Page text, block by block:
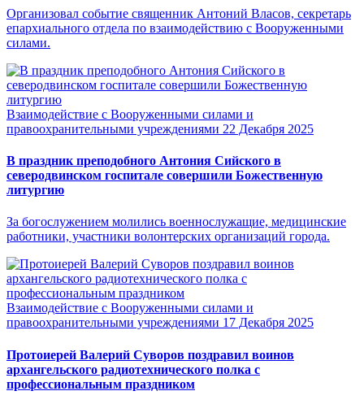
Организовал событие священник Антоний Власов, секретарь
епархиального отдела по взаимодействию с Вооруженными
силами.
Взаимодействие с Вооруженными силами и
правоохранительными учреждениями 22 Декабря 2025
В праздник преподобного Антония Сийского в
северодвинском госпитале совершили Божественную
литургию
За богослужением молились военнослужащие, медицинские
работники, участники волонтерских организаций города.
Взаимодействие с Вооруженными силами и
правоохранительными учреждениями 17 Декабря 2025
Протоиерей Валерий Суворов поздравил воинов
архангельского радиотехнического полка с
профессиональным праздником